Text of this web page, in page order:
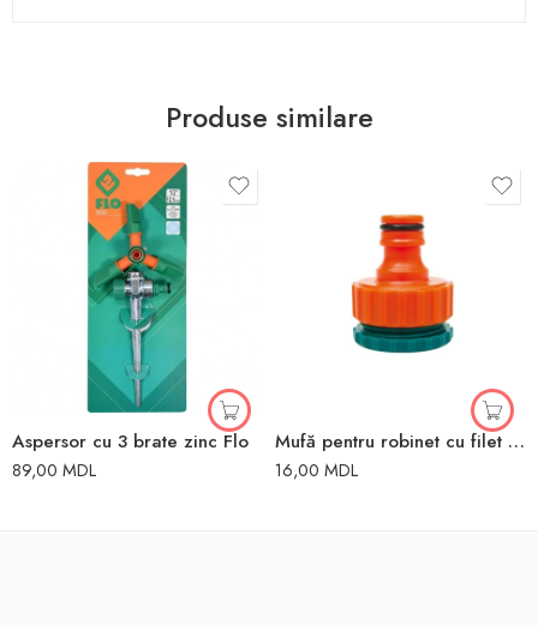
Produse similare
Aspersor cu 3 brate zinc Flo
89,00 MDL
Mufă pentru robinet cu filet interior 1″ – 3/4″ Flo
16,00 MDL